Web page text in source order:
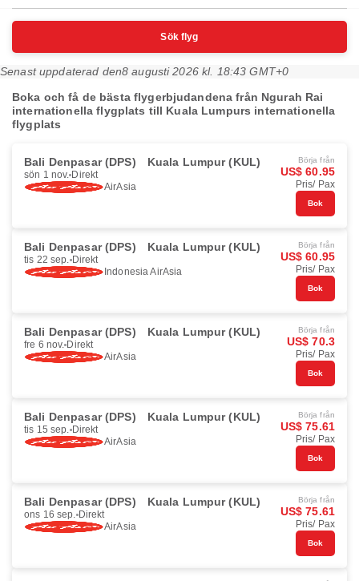
Sök flyg
Senast uppdaterad den8 augusti 2026 kl. 18:43 GMT+0
Boka och få de bästa flygerbjudandena från Ngurah Rai
internationella flygplats till Kuala Lumpurs internationella
flygplats
Bali Denpasar (DPS) Kuala Lumpur (KUL)
sön 1 nov. Direkt
AirAsia
Börja från
US$ 60.95
Pris/ Pax
Bok
Bali Denpasar (DPS) Kuala Lumpur (KUL)
tis 22 sep. Direkt
Indonesia AirAsia
Börja från
US$ 60.95
Pris/ Pax
Bok
Bali Denpasar (DPS) Kuala Lumpur (KUL)
fre 6 nov. Direkt
AirAsia
Börja från
US$ 70.3
Pris/ Pax
Bok
Bali Denpasar (DPS) Kuala Lumpur (KUL)
tis 15 sep. Direkt
AirAsia
Börja från
US$ 75.61
Pris/ Pax
Bok
Bali Denpasar (DPS) Kuala Lumpur (KUL)
ons 16 sep. Direkt
AirAsia
Börja från
US$ 75.61
Pris/ Pax
Bok